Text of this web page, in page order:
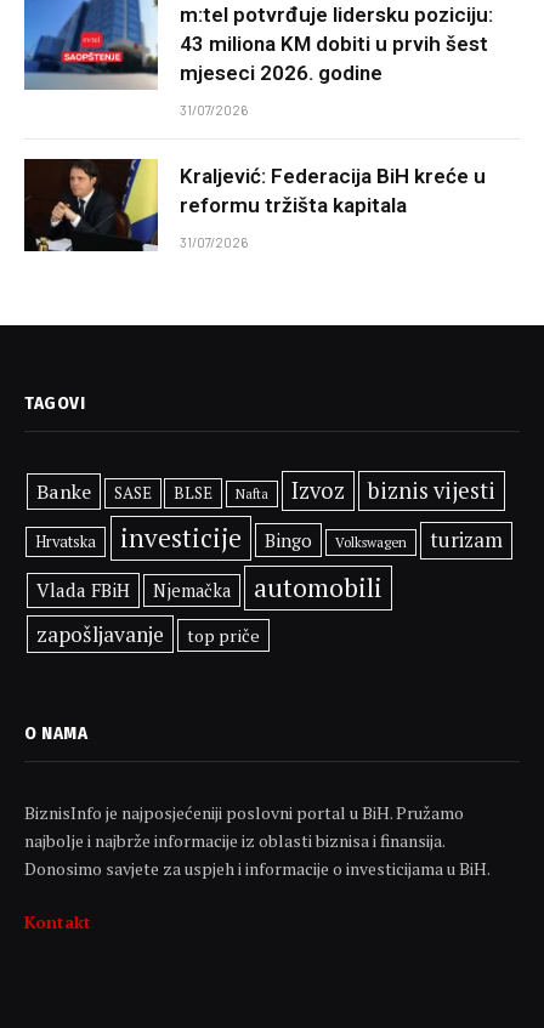
m:tel potvrđuje lidersku poziciju:
43 miliona KM dobiti u prvih šest
mjeseci 2026. godine
31/07/2026
Kraljević: Federacija BiH kreće u
reformu tržišta kapitala
31/07/2026
TAGOVI
Banke SASE BLSE Nafta Izvoz biznis vijesti
Hrvatska investicije Bingo Volkswagen turizam
Vlada FBiH Njemačka automobili
zapošljavanje top priče
O NAMA
BiznisInfo je najposjećeniji poslovni portal u BiH. Pružamo
najbolje i najbrže informacije iz oblasti biznisa i finansija.
Donosimo savjete za uspjeh i informacije o investicijama u BiH.
Kontakt